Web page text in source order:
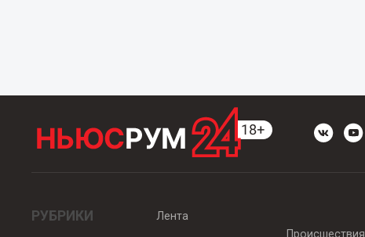
РУБРИКИ
Лента
Происшествия